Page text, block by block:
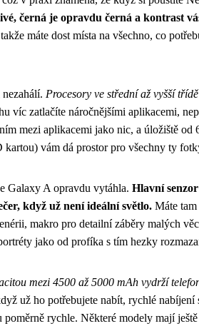
černá je opravdu černá a kontrast
máte dost místa na všechno, co
Procesory ve střední až vyšší
víc zatlačíte náročnějšími aplikacemi,
mezi aplikacemi jako nic, a úložiště od
kartou) vám dá prostor pro všechny ty
Galaxy A opravdu vytáhla. Hlavní
když už není ideální světlo. Máte
makro pro detailní záběry malých
jako od profíka s tím hezky
mezi 4500 až 5000 mAh vydrží
už ho potřebujete nabít, rychlé nabíjení
poměrně rychle. Některé modely mají